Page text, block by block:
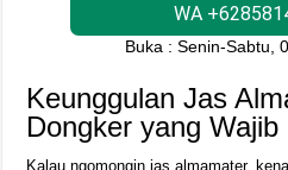
WA
Buka : Senin-Sabtu,
Keunggulan Jas
Dongker yang Wajib
Kalau ngomongin jas almamater,